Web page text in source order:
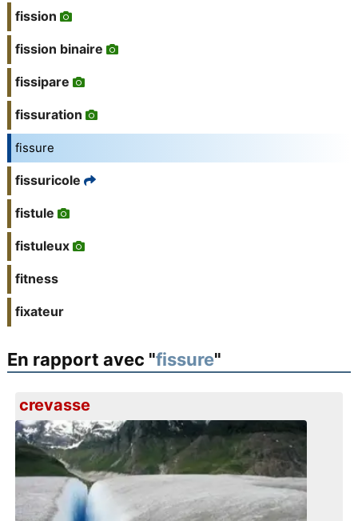
fission
fission binaire
fissipare
fissuration
fissure
fissuricole
fistule
fistuleux
fitness
fixateur
En rapport avec "fissure"
crevasse